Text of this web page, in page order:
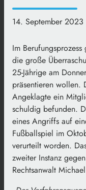
14. September 2023
Im
die große
25-Jährige am
präsentieren wollen.
Angeklagte ein
schuldig befunden.
eines Angriffs auf
Fußballspiel im
verurteilt worden.
zweiter Instanz
Rechtsanwalt